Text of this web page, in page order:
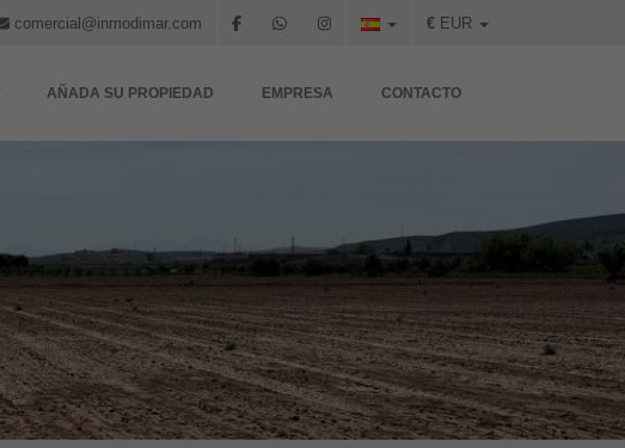
€ EUR
comercial@inmodimar.com
AÑADA SU PROPIEDAD EMPRESA CONTACTO